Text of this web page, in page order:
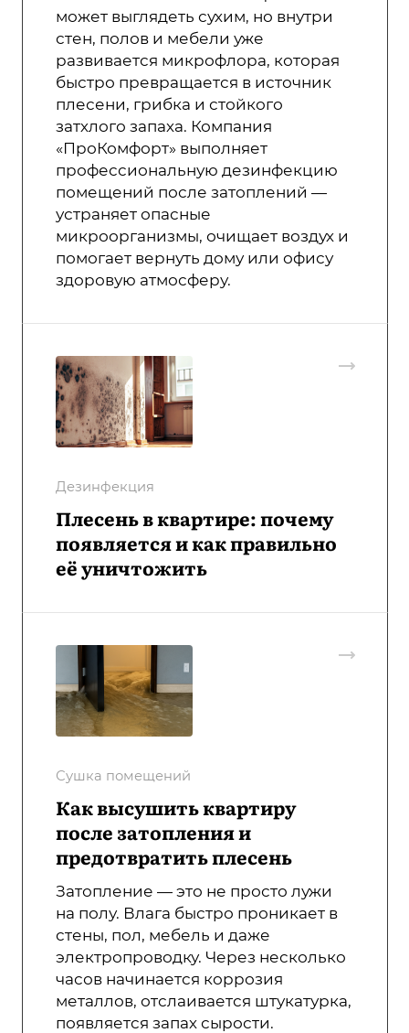
может выглядеть сухим, но внутри
стен, полов и мебели уже
развивается микрофлора, которая
быстро превращается в источник
плесени, грибка и стойкого
затхлого запаха. Компания
«ПроКомфорт» выполняет
профессиональную дезинфекцию
помещений после затоплений —
устраняет опасные
микроорганизмы, очищает воздух и
помогает вернуть дому или офису
здоровую атмосферу.
Дезинфекция
Плесень в квартире: почему
появляется и как правильно
её уничтожить
Сушка помещений
Как высушить квартиру
после затопления и
предотвратить плесень
Затопление — это не просто лужи
на полу. Влага быстро проникает в
стены, пол, мебель и даже
электропроводку. Через несколько
часов начинается коррозия
металлов, отслаивается штукатурка,
появляется запах сырости.